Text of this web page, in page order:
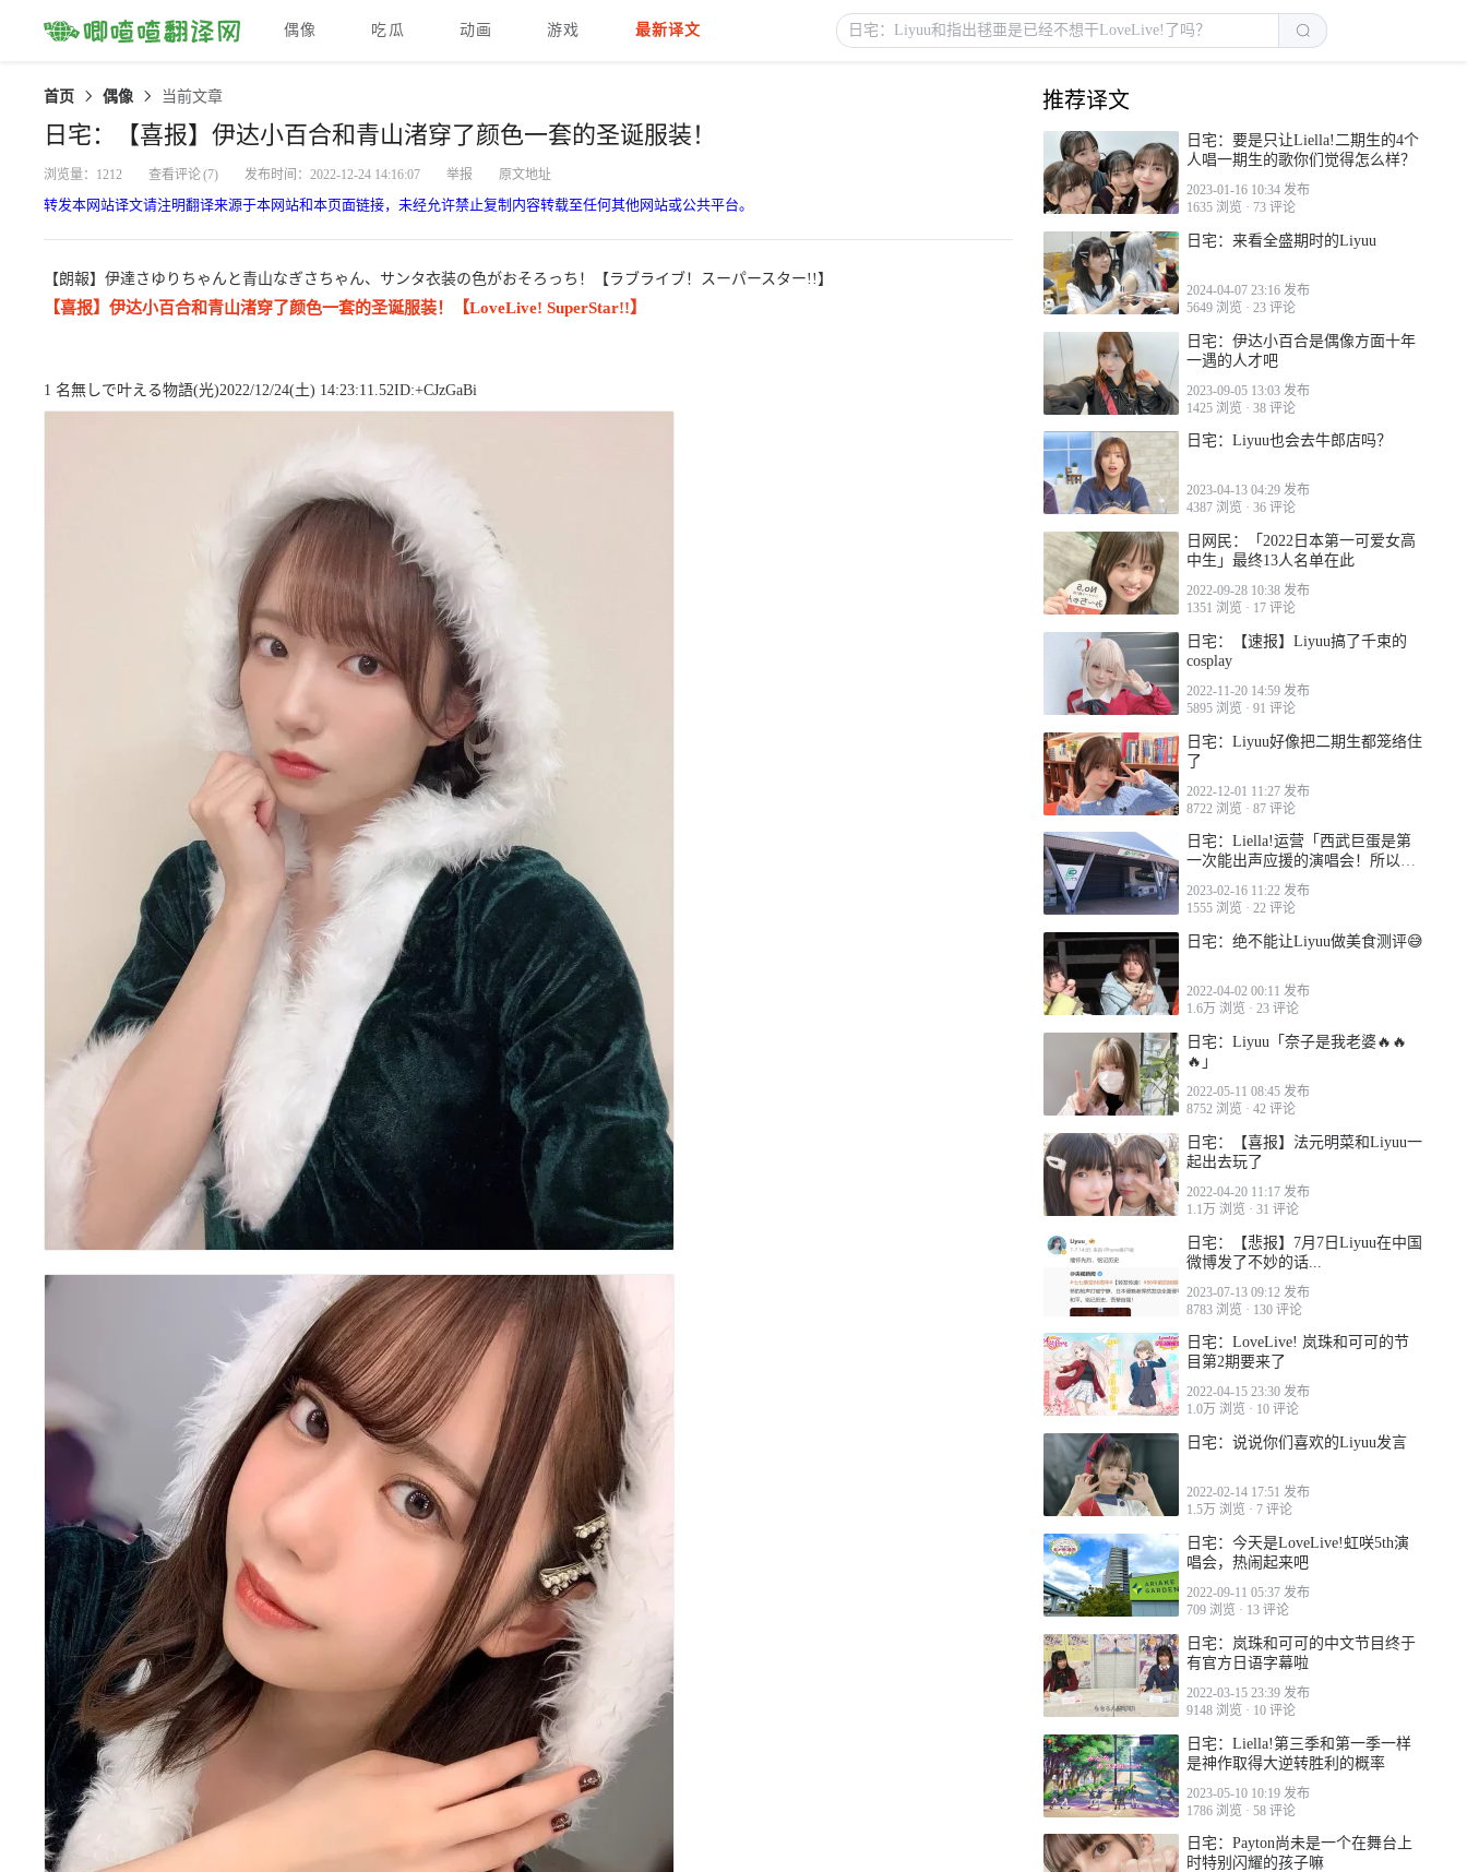
偶像 吃瓜 动画 游戏 最新译文
首页 偶像 当前文章
日宅：【喜报】伊达小百合和青山渚穿了颜色一套的圣诞服装！
浏览量：1212 查看评论(7) 发布时间：2022-12-24 14:16:07 举报 原文地址
转发本网站译文请注明翻译来源于本网站和本页面链接，未经允许禁止复制内容转载至任何其他网站或公共平台。
【朗報】伊達さゆりちゃんと青山なぎさちゃん、サンタ衣装の色がおそろっち！【ラブライブ！スーパースター!!】
【喜报】伊达小百合和青山渚穿了颜色一套的圣诞服装！【LoveLive! SuperStar!!】
1 名無しで叶える物語(光)2022/12/24(土) 14:23:11.52ID:+CJzGaBi
推荐译文
日宅：要是只让Liella!二期生的4个
人唱一期生的歌你们觉得怎么样？
2023-01-16 10:34 发布
1635 浏览 · 73 评论
日宅：来看全盛期时的Liyuu
2024-04-07 23:16 发布
5649 浏览 · 23 评论
日宅：伊达小百合是偶像方面十年
一遇的人才吧
2023-09-05 13:03 发布
1425 浏览 · 38 评论
日宅：Liyuu也会去牛郎店吗？
2023-04-13 04:29 发布
4387 浏览 · 36 评论
日网民：「2022日本第一可爱女高
中生」最终13人名单在此
2022-09-28 10:38 发布
1351 浏览 · 17 评论
日宅：【速报】Liyuu搞了千束的
cosplay
2022-11-20 14:59 发布
5895 浏览 · 91 评论
日宅：Liyuu好像把二期生都笼络住
了
2022-12-01 11:27 发布
8722 浏览 · 87 评论
日宅：Liella!运营「西武巨蛋是第
一次能出声应援的演唱会！所以快
2023-02-16 11:22 发布
1555 浏览 · 22 评论
日宅：绝不能让Liyuu做美食测评😅
2022-04-02 00:11 发布
1.6万 浏览 · 23 评论
日宅：Liyuu「奈子是我老婆🔥🔥
🔥」
2022-05-11 08:45 发布
8752 浏览 · 42 评论
日宅：【喜报】法元明菜和Liyuu一
起出去玩了
2022-04-20 11:17 发布
1.1万 浏览 · 31 评论
日宅：【悲报】7月7日Liyuu在中国
微博发了不妙的话...
2023-07-13 09:12 发布
8783 浏览 · 130 评论
日宅：LoveLive! 岚珠和可可的节
目第2期要来了
2022-04-15 23:30 发布
1.0万 浏览 · 10 评论
日宅：说说你们喜欢的Liyuu发言
2022-02-14 17:51 发布
1.5万 浏览 · 7 评论
日宅：今天是LoveLive!虹咲5th演
唱会，热闹起来吧
2022-09-11 05:37 发布
709 浏览 · 13 评论
日宅：岚珠和可可的中文节目终于
有官方日语字幕啦
2022-03-15 23:39 发布
9148 浏览 · 10 评论
日宅：Liella!第三季和第一季一样
是神作取得大逆转胜利的概率
2023-05-10 10:19 发布
1786 浏览 · 58 评论
日宅：Payton尚未是一个在舞台上
时特别闪耀的孩子嘛